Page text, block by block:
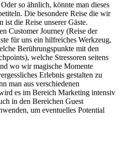
so ähnlich, könnte man dieses
Die besondere Reise die wir
ist die Reise unserer Gäste.
Customer Journey (Reise der
für uns ein hilfreiches Werkzeug,
Berührungspunkte mit den
welche Stressoren seitens
wo wir magische Momente
Erlebnis gestalten zu
man aus verschiedenen
es im Bereich Marketing intensiv
in den Bereichen Guest
um eventuelles Potential